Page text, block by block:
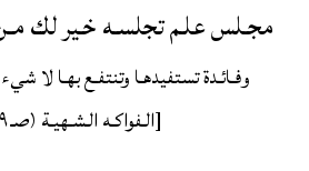
مجـلس علـم تجلسـه خـير لك مـن
وفـائـدة تستفيدهـا وتنتفـع بهـا لا شيء
[الـفواكـه الـشـهيـة (صـ ١٧٩) ]